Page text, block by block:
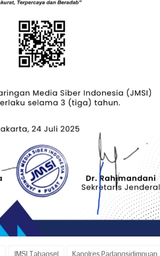
JMSI Tabagsel Kapolres Padangsidimpuan